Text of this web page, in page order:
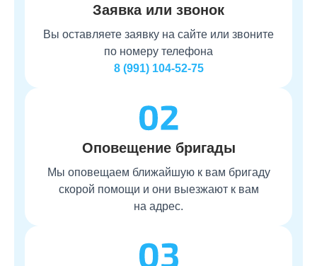
Заявка или звонок
Вы оставляете заявку на сайте или звоните
по номеру телефона
8 (991) 104-52-75
Оповещение бригады
Мы оповещаем ближайшую к вам бригаду
скорой помощи и они выезжают к вам
на адрес.